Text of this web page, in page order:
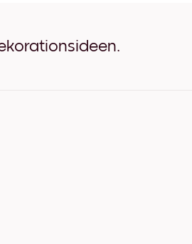
Breit Walnuss Bilder
Leinwand Bilder